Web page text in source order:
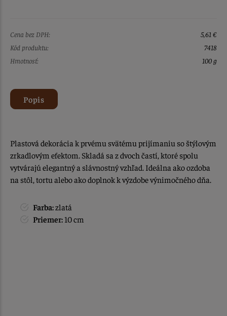
Cena bez DPH:
5,61 €
Kód produktu:
7418
Hmotnosť:
100 g
Popis
Plastová dekorácia k prvému svätému prijímaniu so štýlovým
zrkadlovým efektom. Skladá sa z dvoch častí, ktoré spolu
vytvárajú elegantný a slávnostný vzhľad. Ideálna ako ozdoba
na stôl, tortu alebo ako doplnok k výzdobe výnimočného dňa.
Farba:zlatá
Priemer:10 cm